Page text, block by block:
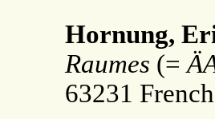
Hornung,
Raumes (=
63231